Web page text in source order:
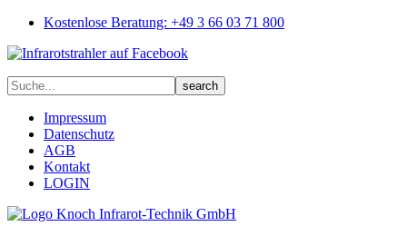
Kostenlose Beratung: +49 3 66 03 71 800
Impressum
Datenschutz
AGB
Kontakt
LOGIN